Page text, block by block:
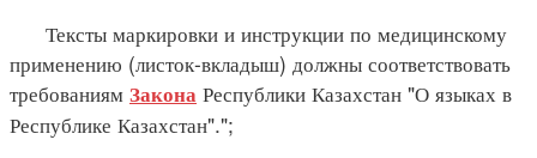
Тексты маркировки и инструкции по медицинскому
применению (листок-вкладыш) должны соответствовать
требованиям Закона Республики Казахстан "О языках в
Республике Казахстан".";